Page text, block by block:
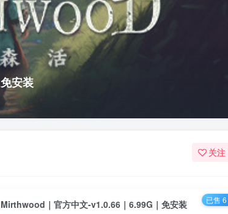
安装
关注
｜官方中文-v1.0.66｜6.99G｜免安装 已售 6